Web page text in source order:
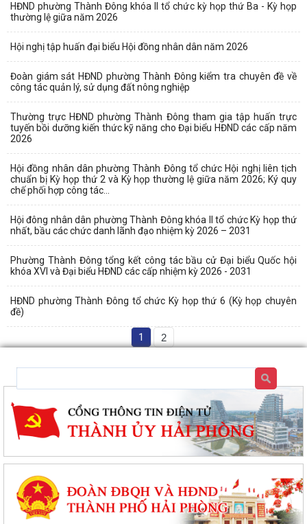
HĐND phường Thành Đông khóa II tổ chức kỳ họp thứ Ba - Kỳ họp
thường lệ giữa năm 2026
Hội nghị tập huấn đại biểu Hội đồng nhân dân năm 2026
Đoàn giám sát HĐND phường Thành Đông kiểm tra chuyên đề về
công tác quản lý, sử dụng đất nông nghiệp
Thường trực HĐND phường Thành Đông tham gia tập huấn trực
tuyến bồi dưỡng kiến thức kỹ năng cho Đại biểu HĐND các cấp năm
2026
Hội đồng nhân dân phường Thành Đông tổ chức Hội nghị liên tịch
chuẩn bị Kỳ họp thứ 2 và Kỳ họp thường lệ giữa năm 2026; Ký quy
chế phối hợp công tác...
Hội đông nhân dân phường Thành Đông khóa II tổ chức Kỳ họp thứ
nhất, bầu các chức danh lãnh đạo nhiệm kỳ 2026 – 2031
Phường Thành Đông tổng kết công tác bầu cử Đại biểu Quốc hội
khóa XVI và Đại biểu HĐND các cấp nhiệm kỳ 2026 - 2031
HĐND phường Thành Đông tổ chức Kỳ họp thứ 6 (Kỳ họp chuyên
đề)
1 2